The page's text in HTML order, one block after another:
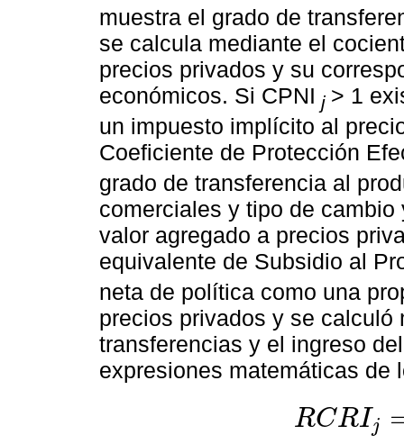
muestra el grado de
se calcula mediante el
precios privados y su
económicos. Si CPNI j > 1
un impuesto implícito al
Coeficiente de Protección
grado de transferencia al
comerciales y tipo de
valor agregado a precios
equivalente de Subsidio al
neta de política como una
precios privados y se
transferencias y el ingreso
expresiones matemáticas de
RCRIj
RCRIj= G Ej- Fj